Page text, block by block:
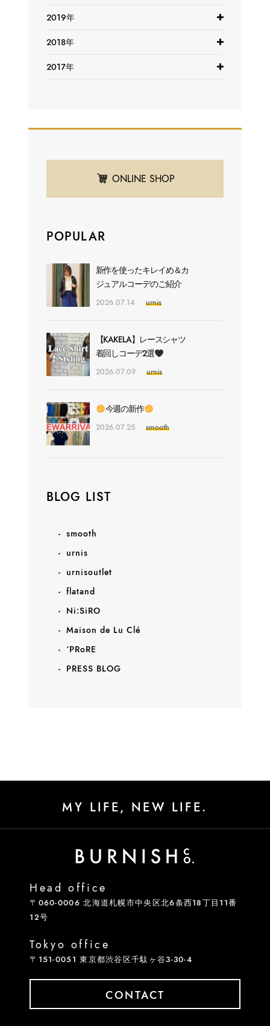
2019年
2018年
2017年
ONLINE SHOP
POPULAR
新作を使ったキレイめ＆カ
ジュアルコーデのご紹介
2026.07.14 urnis
【KAKELA】レースシャツ
着回しコーデ2選
2026.07.09 urnis
今週の新作
2026.07.25 smooth
BLOG LIST
smooth
urnis
urnisoutlet
flatand
Ni:SiRO
Maison de Lu Clé
‘PRoRE
PRESS BLOG
MY LIFE, NEW LIFE.
Head office
〒060-0006 北海道札幌市中央区北6条西18丁目11番
12号
Tokyo office
〒151-0051 東京都渋谷区千駄ヶ谷3-30-4
CONTACT